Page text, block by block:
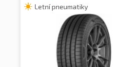
Letní pneumatiky